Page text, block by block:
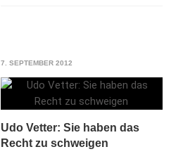
7. SEPTEMBER 2012
Udo Vetter: Sie haben das
Recht zu schweigen